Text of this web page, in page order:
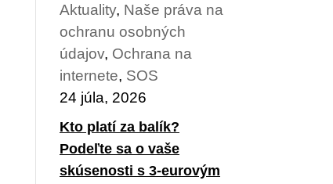
Aktuality, Naše práva na
ochranu osobných
údajov, Ochrana na
internete, SOS
24 júla, 2026
Kto platí za balík?
Podeľte sa o vaše
skúsenosti s 3-eurovým